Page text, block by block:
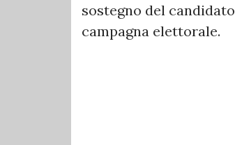
sostegno del
campagna elettorale.